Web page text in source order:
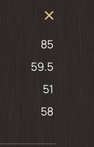
85
59.5
51
58